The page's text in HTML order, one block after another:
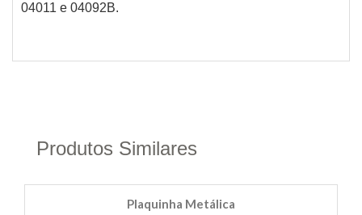
04011 e 04092B.
Produtos Similares
Plaquinha Metálica